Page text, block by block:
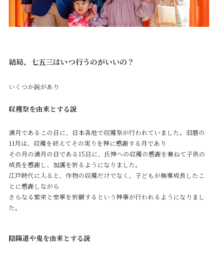
結局、七五三はいつ行うのがいいの？
いくつか説があり
収穫祭を由来とする説
満月であるこの日に、日本各地で収穫祭が行われていました。旧暦の
11月は、収穫を終えてその実りを神に感謝する月であり
その月の満月の日である15日に、氏神への収穫の感謝を兼ねて子供の
成長を感謝し、加護を祈るようになりました。
江戸時代に入ると、作物の収穫だけでなく、子どもが無事成長したこ
とに感謝しながら
さらなる繁栄と安寧を祈願するという神事が行われるようになりまし
た。
陰陽道や鬼を由来とする説